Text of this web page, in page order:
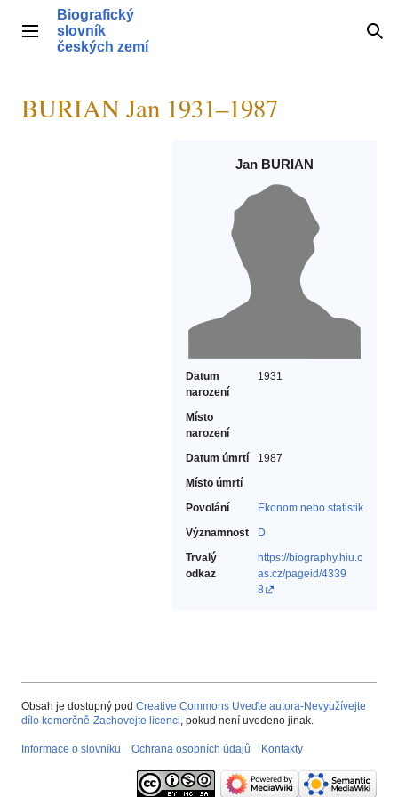
obsahHlavní menu
Biografický
slovník
českých zemí
BURIAN Jan 1931–1987
Jan BURIAN
Datum
narození
1931
Místo
narození
Datum úmrtí
1987
Místo úmrtí
Povolání
Ekonom nebo statistik‎
Významnost
D
Trvalý
odkaz
https://biography.hiu.c
as.cz/pageid/4339
8
Obsah je dostupný pod Creative Commons Uveďte autora-Nevyužívejte
dílo komerčně-Zachovejte licenci, pokud není uvedeno jinak.
Informace o slovníku Ochrana osobních údajů Kontakty